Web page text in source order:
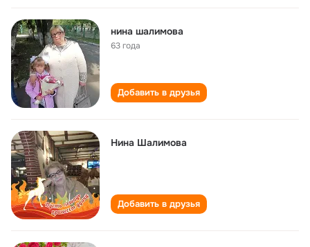
нина шалимова
63 года
Добавить в друзья
Нина Шалимова
Добавить в друзья